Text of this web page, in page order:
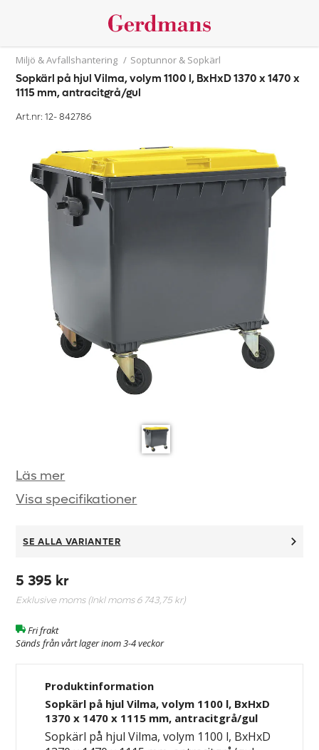
Miljö & Avfallshantering / Soptunnor & Sopkärl
Sopkärl på hjul Vilma, volym 1100 l, BxHxD 1370 x 1470 x
1115 mm, antracitgrå/gul
Art.nr: 12-842786
Läs mer
Visa specifikationer
SE ALLA VARIANTER
5 395 kr
Exklusive moms (Inkl moms6 743,75 kr)
Fri frakt
Sänds från vårt lager inom 3-4 veckor
Produktinformation
Sopkärl på hjul Vilma, volym 1100 l, BxHxD
1370 x 1470 x 1115 mm, antracitgrå/gul
Sopkärl på hjul Vilma, volym 1100 l, BxHxD